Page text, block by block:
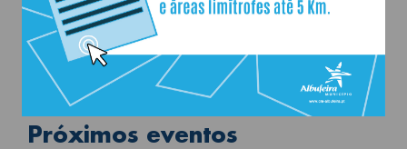
Próximos eventos